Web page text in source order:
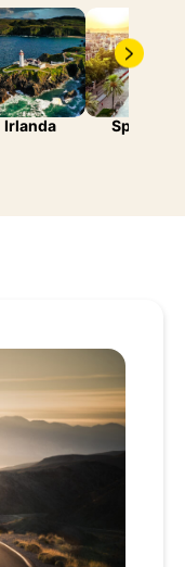
Irlanda Spagna